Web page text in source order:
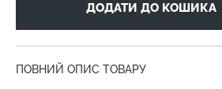
ДОДАТИ ДО КОШИКА
ПОВНИЙ ОПИС ТОВАРУ